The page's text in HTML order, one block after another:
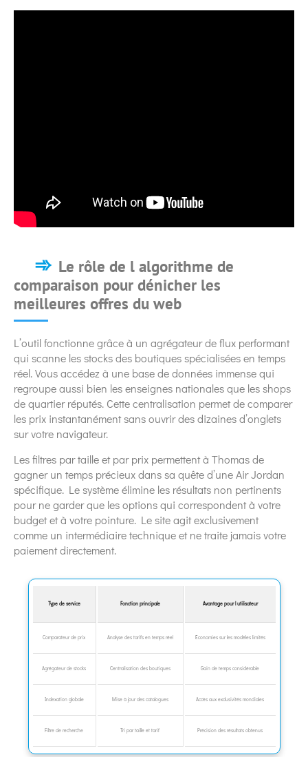
Le rôle de l algorithme de
comparaison pour dénicher les
meilleures offres du web
L’outil fonctionne grâce à un agrégateur de flux performant
qui scanne les stocks des boutiques spécialisées en temps
réel. Vous accédez à une base de données immense qui
regroupe aussi bien les enseignes nationales que les shops
de quartier réputés. Cette centralisation permet de comparer
les prix instantanément sans ouvrir des dizaines d’onglets
sur votre navigateur.
Les filtres par taille et par prix permettent à Thomas de
gagner un temps précieux dans sa quête d’une Air Jordan
spécifique. Le système élimine les résultats non pertinents
pour ne garder que les options qui correspondent à votre
budget et à votre pointure. Le site agit exclusivement
comme un intermédiaire technique et ne traite jamais votre
paiement directement.
Type de service Fonction principale Avantage pour l utilisateur
Comparateur de prix Analyse des tarifs en temps réel Économies sur les modèles limités
Agrégateur de stocks Centralisation des boutiques Gain de temps considérable
Indexation globale Mise à jour des catalogues Accès aux exclusivités mondiales
Filtre de recherche Tri par taille et tarif Précision des résultats obtenus